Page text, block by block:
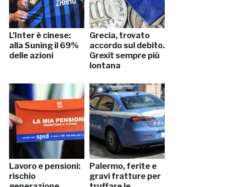
L’Inter è cinese:
alla Suning il 69%
delle azioni
Grecia, trovato
accordo sul debito.
Grexit sempre più
lontana
Lavoro e pensioni:
rischio
Palermo, ferite e
gravi fratture per